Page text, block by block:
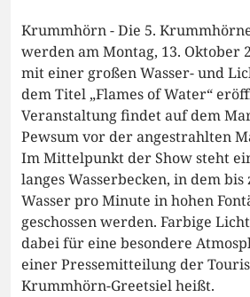
Krummhörn - Die 5.
werden am Montag, 13. Oktober
mit einer großen Wasser- und
dem Titel „Flames of Water“
Veranstaltung findet auf dem
Pewsum vor der angestrahlten
Im Mittelpunkt der Show steht
langes Wasserbecken, in dem
Wasser pro Minute in hohen
geschossen werden. Farbige
dabei für eine besondere
einer Pressemitteilung der
Krummhörn-Greetsiel heißt.